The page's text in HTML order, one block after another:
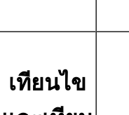
เทียนไข